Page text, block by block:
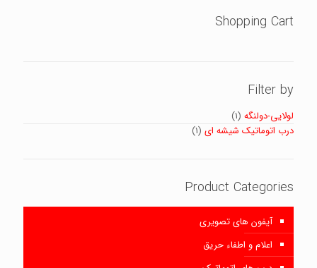
Shopping Cart
Filter by
لولایی-دولنگه (1)
درب اتوماتیک شیشه ای (1)
Product Categories
آیفون های تصویری
اعلام و اطفاء حریق